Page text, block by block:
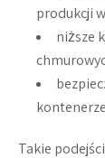
produkcji
niższe
Takie